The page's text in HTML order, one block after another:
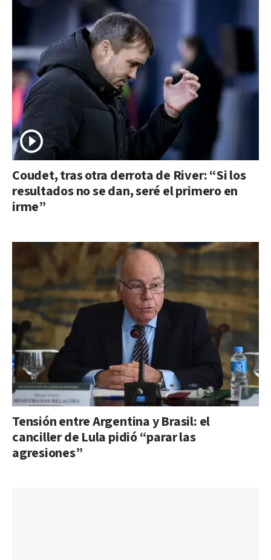
Coudet, tras otra derrota de River: “Si los
resultados no se dan, seré el primero en
irme”
Tensión entre Argentina y Brasil: el
canciller de Lula pidió “parar las
agresiones”